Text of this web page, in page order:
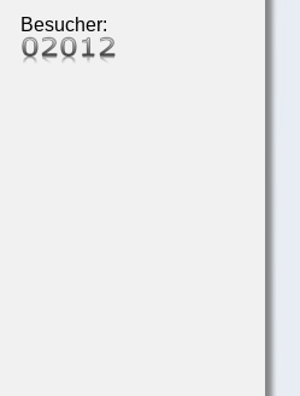
Besucher: